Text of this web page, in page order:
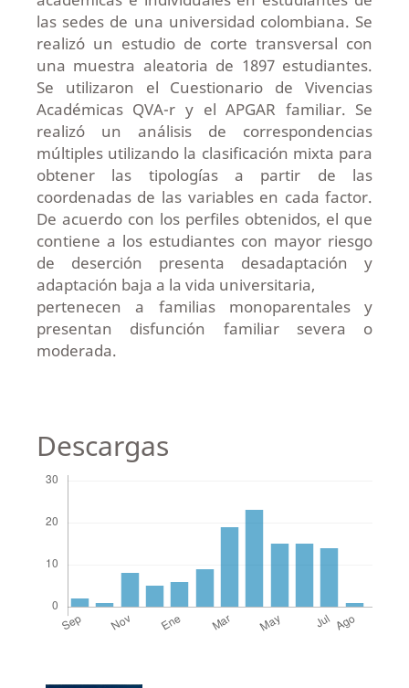
las sedes de una universidad colombiana. Se
realizó un estudio de corte transversal con
una muestra aleatoria de 1897 estudiantes.
Se utilizaron el Cuestionario de Vivencias
Académicas QVA-r y el APGAR familiar. Se
realizó un análisis de correspondencias
múltiples utilizando la clasificación mixta para
obtener las tipologías a partir de las
coordenadas de las variables en cada factor.
De acuerdo con los perfiles obtenidos, el que
contiene a los estudiantes con mayor riesgo
de deserción presenta desadaptación y
adaptación baja a la vida universitaria,
pertenecen a familias monoparentales y
presentan disfunción familiar severa o
moderada.
Descargas